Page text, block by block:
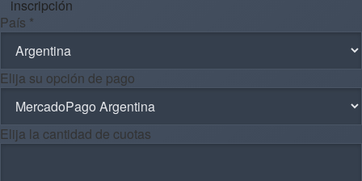
inscripción
País *
Elija su opción de pago
Elija la cantidad de cuotas